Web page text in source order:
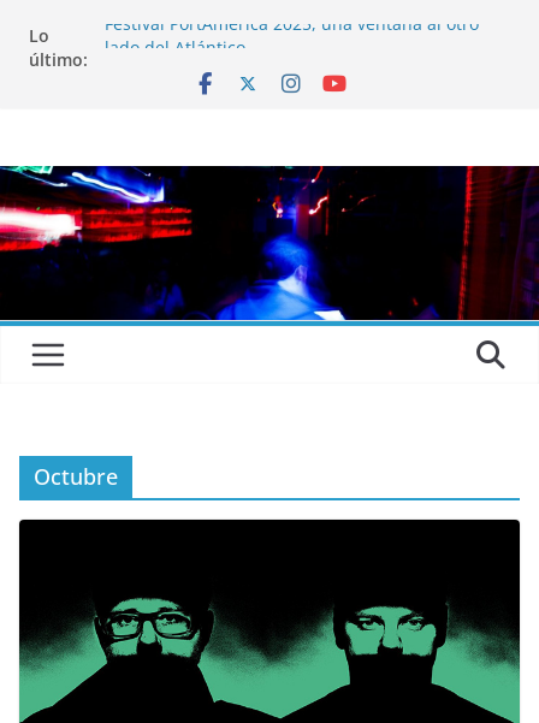
Lo
último:
Festival PortAmérica 2025, una ventana al otro
lado del Atlántico
El Atlantic Fest 2025 propone un menú musical
realmente exquisito
Entrevista a RUMIA
Entrevista a mariagrep
Octubre